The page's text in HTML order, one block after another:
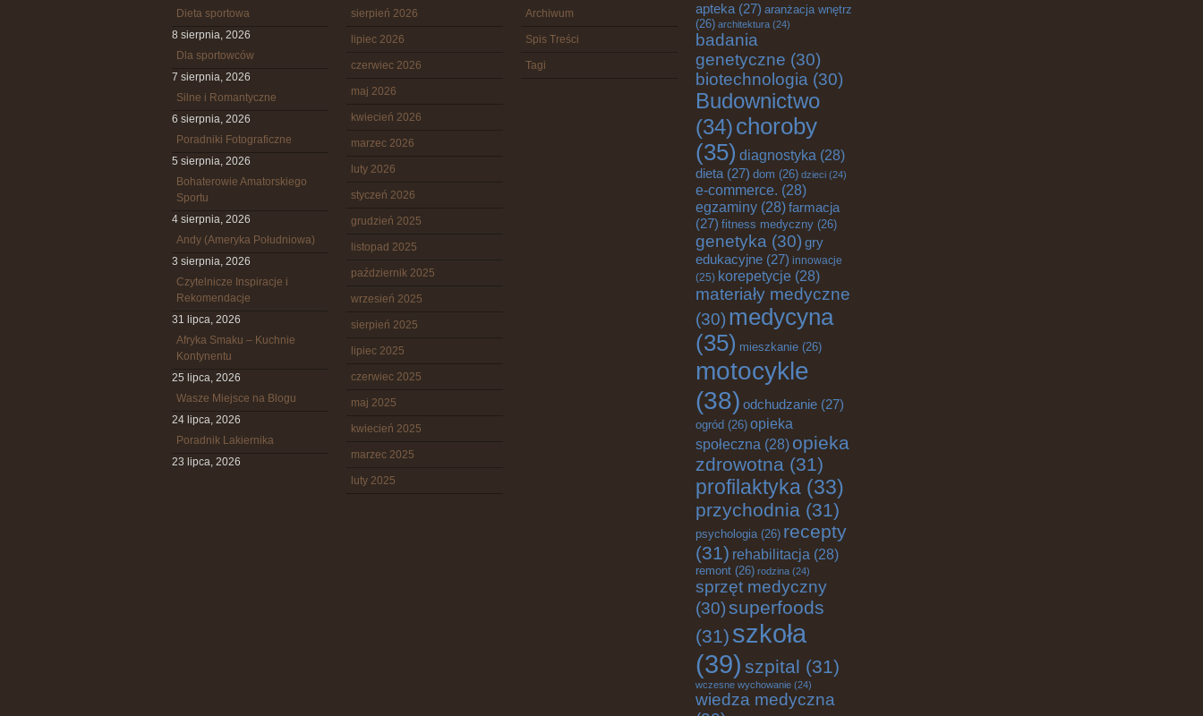
Dieta sportowa
8 sierpnia, 2026
Dla sportowców
7 sierpnia, 2026
Silne i Romantyczne
6 sierpnia, 2026
Poradniki Fotograficzne
5 sierpnia, 2026
Bohaterowie Amatorskiego
Sportu
4 sierpnia, 2026
Andy (Ameryka Południowa)
3 sierpnia, 2026
Czytelnicze Inspiracje i
Rekomendacje
31 lipca, 2026
Afryka Smaku – Kuchnie
Kontynentu
25 lipca, 2026
Wasze Miejsce na Blogu
24 lipca, 2026
Poradnik Lakiernika
23 lipca, 2026
sierpień 2026
lipiec 2026
czerwiec 2026
maj 2026
kwiecień 2026
marzec 2026
luty 2026
styczeń 2026
grudzień 2025
listopad 2025
październik 2025
wrzesień 2025
sierpień 2025
lipiec 2025
czerwiec 2025
maj 2025
kwiecień 2025
marzec 2025
luty 2025
Archiwum
Spis Treści
Tagi
apteka (27) aranżacja wnętrz
(26) architektura (24)
badania
genetyczne (30)
biotechnologia (30)
Budownictwo
(34)choroby
(35) diagnostyka (28)
dieta (27) dom (26) dzieci (24)
e-commerce. (28)
egzaminy (28)farmacja
(27) fitness medyczny (26)
genetyka (30) gry
edukacyjne (27) innowacje
(25) korepetycje (28)
materiały medyczne
(30) medycyna
(35) mieszkanie (26)
motocykle
(38) odchudzanie (27)
ogród (26) opieka
społeczna (28) opieka
zdrowotna (31)
profilaktyka (33)
przychodnia (31)
psychologia(26) recepty
(31) rehabilitacja (28)
remont (26) rodzina (24)
sprzęt medyczny
(30)superfoods
(31) szkoła
(39) szpital (31)
wczesne wychowanie (24)
wiedza medyczna